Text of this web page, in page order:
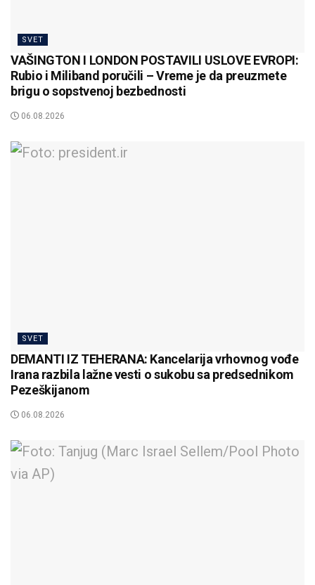
SVET
VAŠINGTON I LONDON POSTAVILI USLOVE EVROPI:
Rubio i Miliband poručili – Vreme je da preuzmete
brigu o sopstvenoj bezbednosti
06.08.2026
SVET
DEMANTI IZ TEHERANA: Kancelarija vrhovnog vođe
Irana razbila lažne vesti o sukobu sa predsednikom
Pezeškijanom
06.08.2026